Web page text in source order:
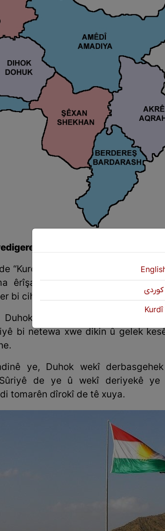
bo çend hezar sal
“Kurd, Êzidî, Kildanî, Aşûrî û
êrîşa esmanî bo ser bajarê
bi cih hêlan.
bi wê yekê hatine
bi netewa xwe dikin û gelek
ye, Duhok wekî
de ye û wekî deriyekê ye
tomarên dîrokî de tê xuya.
كوردی
Kurdî